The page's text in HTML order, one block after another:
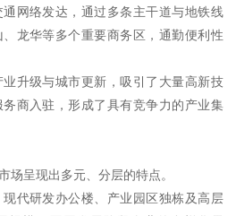
网络发达，通过多条主干道与地铁线
龙华等多个重要商务区，通勤便利性
升级与城市更新，吸引了大量高新技
商入驻，形成了具有竞争力的产业集
场呈现出多元、分层的特点。
代研发办公楼、产业园区独栋及高层